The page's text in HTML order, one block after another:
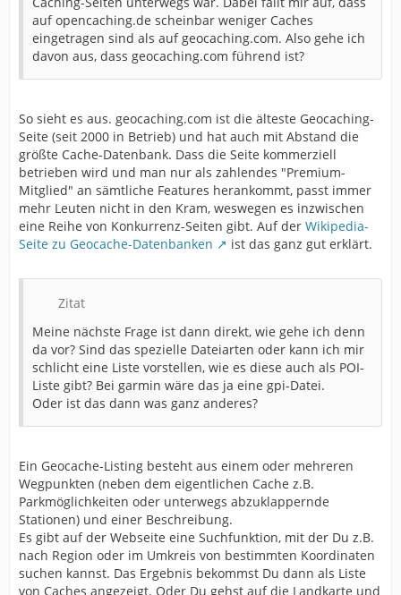
auf opencaching.de scheinbar weniger Caches
eingetragen sind als auf geocaching.com. Also gehe ich
davon aus, dass geocaching.com führend ist?
So sieht es aus. geocaching.com ist die älteste Geocaching-
Seite (seit 2000 in Betrieb) und hat auch mit Abstand die
größte Cache-Datenbank. Dass die Seite kommerziell
betrieben wird und man nur als zahlendes "Premium-
Mitglied" an sämtliche Features herankommt, passt immer
mehr Leuten nicht in den Kram, weswegen es inzwischen
eine Reihe von Konkurrenz-Seiten gibt. Auf der Wikipedia-
Seite zu Geocache-Datenbanken
ist das ganz gut erklärt.
Zitat
Meine nächste Frage ist dann direkt, wie gehe ich denn
da vor? Sind das spezielle Dateiarten oder kann ich mir
schlicht eine Liste vorstellen, wie es diese auch als POI-
Liste gibt? Bei garmin wäre das ja eine gpi-Datei.
Oder ist das dann was ganz anderes?
Ein Geocache-Listing besteht aus einem oder mehreren
Wegpunkten (neben dem eigentlichen Cache z.B.
Parkmöglichkeiten oder unterwegs abzuklappernde
Stationen) und einer Beschreibung.
Es gibt auf der Webseite eine Suchfunktion, mit der Du z.B.
nach Region oder im Umkreis von bestimmten Koordinaten
suchen kannst. Das Ergebnis bekommst Du dann als Liste
von Caches angezeigt. Oder Du gehst auf die Landkarte und